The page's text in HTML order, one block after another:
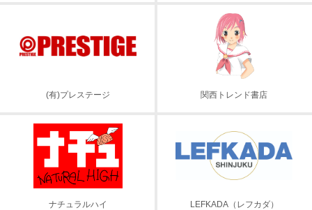
(有)プレステージ 関西トレンド書店
ナチュラルハイ LEFKADA（レフカダ）